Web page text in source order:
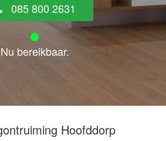
085 800 2631
Nu bereikbaar.
Hoofddorp